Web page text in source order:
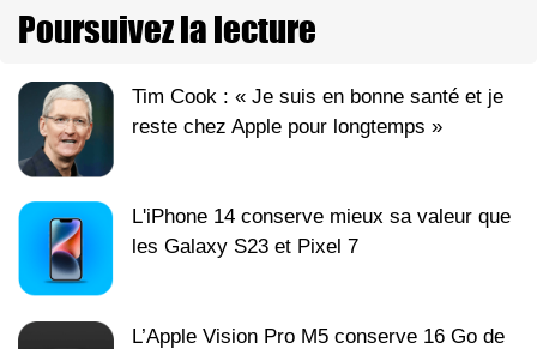
Poursuivez la lecture
Tim Cook : « Je suis en bonne santé et je
reste chez Apple pour longtemps »
L'iPhone 14 conserve mieux sa valeur que
les Galaxy S23 et Pixel 7
L’Apple Vision Pro M5 conserve 16 Go de